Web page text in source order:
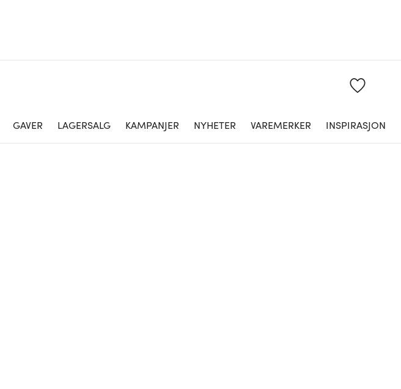
GAVER LAGERSALG KAMPANJER NYHETER VAREMERKER INSPIRASJON